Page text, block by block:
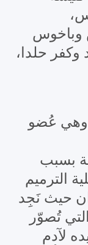
وباخوس
وكفر حلدا،
وهي عُضو
بسبب
الترميم
حيث نَجِد
تُصوّر
لآدم